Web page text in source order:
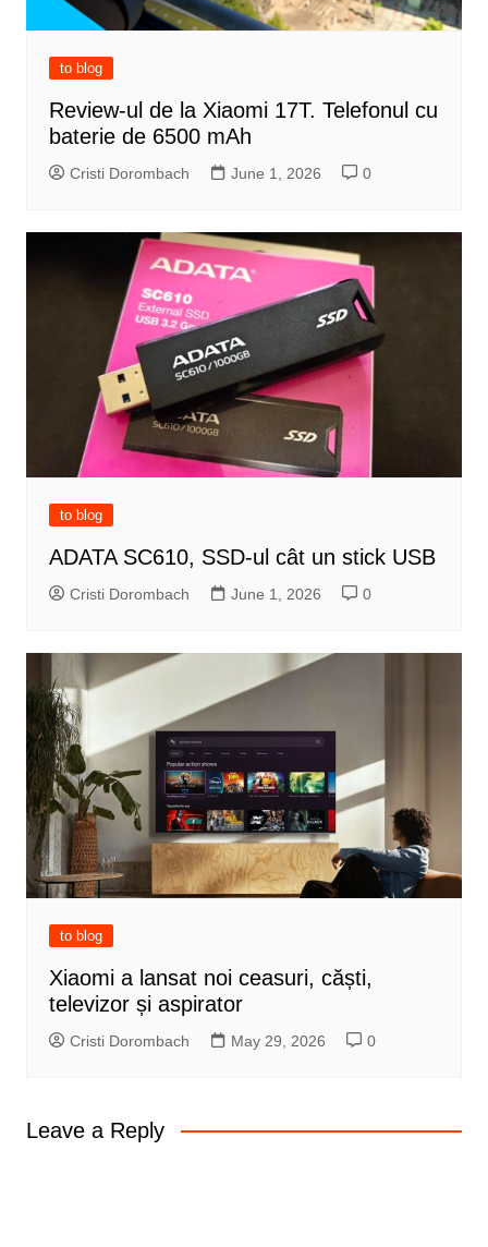
to blog
Review-ul de la Xiaomi 17T. Telefonul cu
baterie de 6500 mAh
Cristi Dorombach June 1, 2026 0
to blog
ADATA SC610, SSD-ul cât un stick USB
Cristi Dorombach June 1, 2026 0
to blog
Xiaomi a lansat noi ceasuri, căști,
televizor și aspirator
Cristi Dorombach May 29, 2026 0
Leave a Reply